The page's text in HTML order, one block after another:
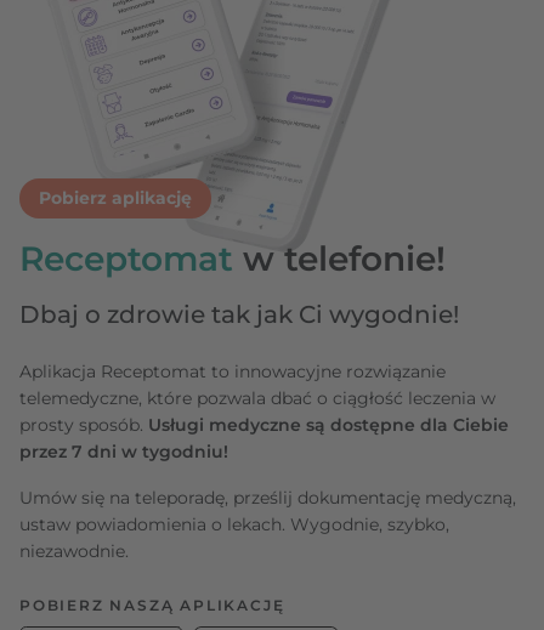
Pobierz aplikację
Receptomat w telefonie!
Dbaj o zdrowie tak jak Ci wygodnie!
Aplikacja Receptomat to innowacyjne rozwiązanie
telemedyczne, które pozwala dbać o ciągłość leczenia w
prosty sposób. Usługi medyczne są dostępne dla Ciebie
przez 7 dni w tygodniu!
Umów się na teleporadę, prześlij dokumentację medyczną,
ustaw powiadomienia o lekach. Wygodnie, szybko,
niezawodnie.
POBIERZ NASZĄ APLIKACJĘ